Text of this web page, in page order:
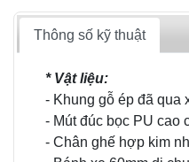
Thông số kỹ thuật
* Vật liệu:
- Khung gỗ ép đã qua
- Mút đúc bọc PU cao
- Chân ghế hợp kim